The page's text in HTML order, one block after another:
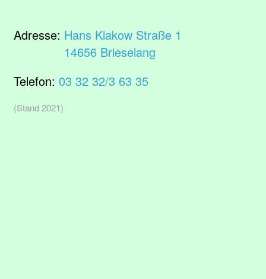
Adresse: Hans Klakow Straße 1
14656 Brieselang
Telefon: 03 32 32/3 63 35
(Stand 2021)